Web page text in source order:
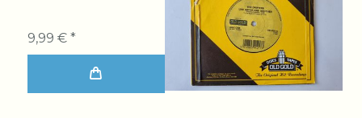
9,99 € *